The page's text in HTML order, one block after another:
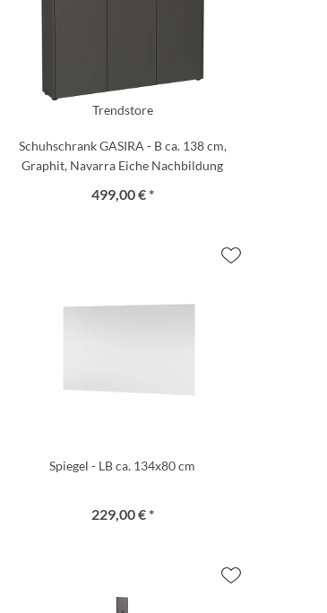
Trendstore
Schuhschrank GASIRA - B ca. 138 cm,
Graphit, Navarra Eiche Nachbildung
499,00 € *
Spiegel - LB ca. 134x80 cm
229,00 € *